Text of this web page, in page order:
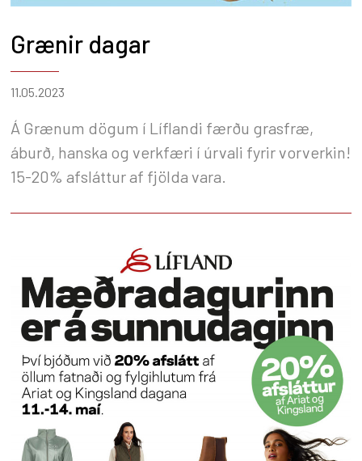
Grænir dagar
11.05.2023
Á Grænum dögum í Líflandi færðu grasfræ,
áburð, hanska og verkfæri í úrvali fyrir vorverkin!
15-20% afsláttur af fjölda vara.